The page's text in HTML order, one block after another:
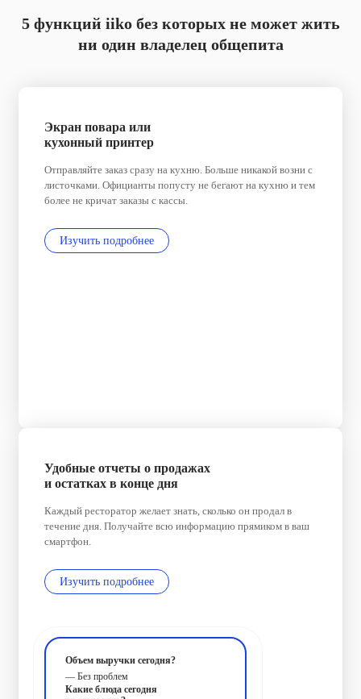
5 функций iiko без которых не может жить
ни один владелец общепита
Экран повара или
кухонный принтер
Отправляйте заказ сразу на кухню. Больше никакой возни с
листочками. Официанты попусту не бегают на кухню и тем
более не кричат заказы с кассы.
Изучить подробнее
Удобные отчеты о продажах
и остатках в конце дня
Каждый ресторатор желает знать, сколько он продал в
течение дня. Получайте всю информацию прямиком в ваш
смартфон.
Изучить подробнее
Объем выручки сегодня?
— Без проблем
Какие блюда сегодня